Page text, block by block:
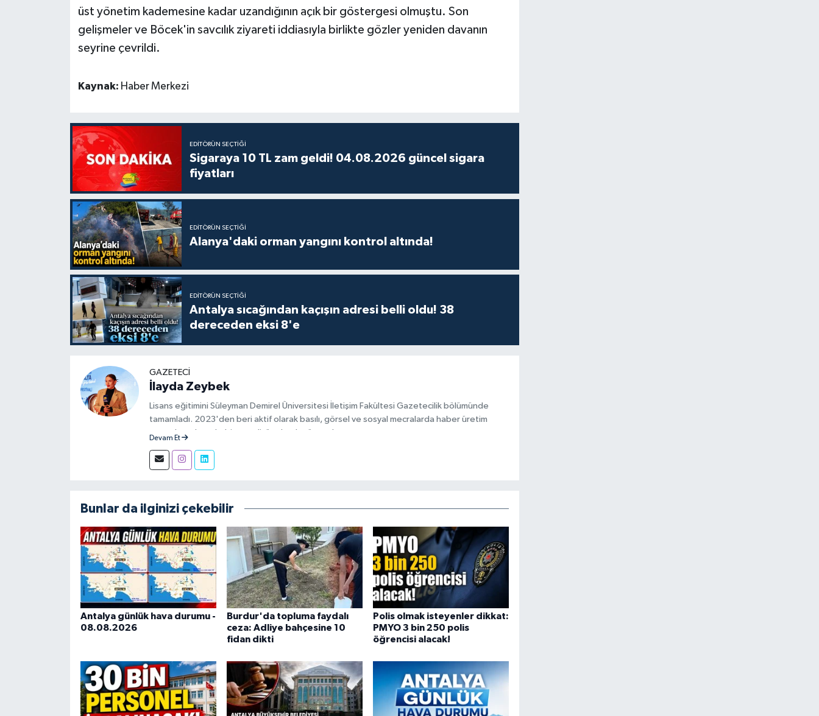
üst yönetim kademesine kadar uzandığının açık bir göstergesi olmuştu. Son
gelişmeler ve Böcek'in savcılık ziyareti iddiasıyla birlikte gözler yeniden davanın
seyrine çevrildi.
Kaynak: Haber Merkezi
EDITÖRÜN SEÇTIĞI
Sigaraya 10 TL zam geldi! 04.08.2026 güncel sigara
fiyatları
EDITÖRÜN SEÇTIĞI
Alanya'daki orman yangını kontrol altında!
EDITÖRÜN SEÇTIĞI
Antalya sıcağından kaçışın adresi belli oldu! 38
dereceden eksi 8'e
GAZETECI
İlayda Zeybek
Lisans eğitimini Süleyman Demirel Üniversitesi İletişim Fakültesi Gazetecilik bölümünde
tamamladı. 2023'den beri aktif olarak basılı, görsel ve sosyal mecralarda haber üretim
aşamalarında muhabir ve editör olarak görev alıyor.
Devam Et
Bunlar da ilginizi çekebilir
Antalya günlük hava durumu -
08.08.2026
Burdur'da topluma faydalı
ceza: Adliye bahçesine 10
fidan dikti
Polis olmak isteyenler dikkat:
PMYO 3 bin 250 polis
öğrencisi alacak!